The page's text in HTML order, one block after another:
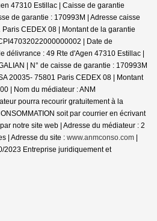
47310 Estillac | Caisse de garantie
de garantie : 170993M | Adresse caisse
CEDEX 08 | Montant de la garantie
| Date de
délivrance : 49 Rte d'Agen 47310 Estillac |
| N° de caisse de garantie : 170993M
20035- 75801 Paris CEDEX 08 | Montant
| Nom du médiateur : ANM
pourra recourir gratuitement à la
soit par courrier en écrivant
notre site web | Adresse du médiateur : 2
| Adresse du site : www.anmconso.com |
2023 Entreprise juridiquement et